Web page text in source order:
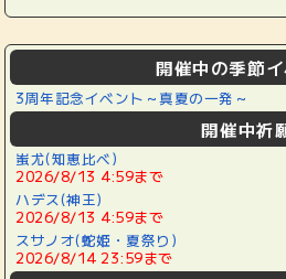
開催中の季節
3周年記念イベント～真夏の一発～
開催中祈
蚩尤(知恵比べ)
2026/8/13 4:59まで
ハデス(神王)
2026/8/13 4:59まで
スサノオ(蛇姫・夏祭り)
2026/8/14 23:59まで